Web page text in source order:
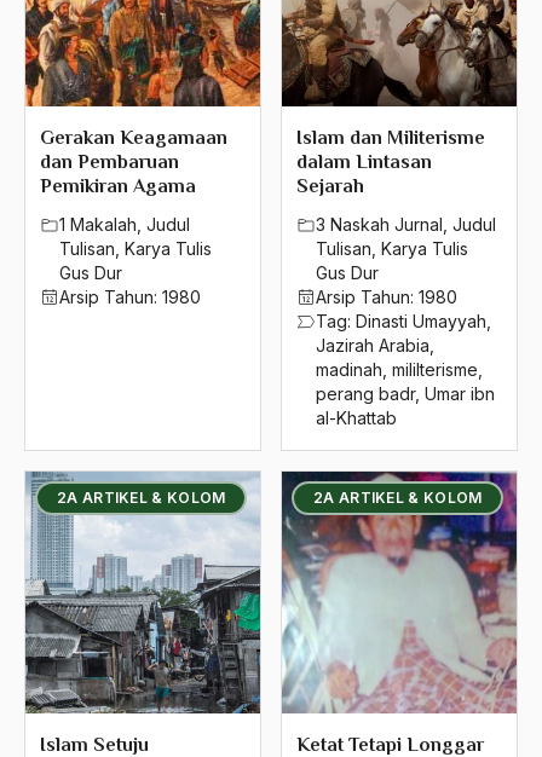
Gerakan Keagamaan
dan Pembaruan
Pemikiran Agama
1 Makalah Judul
Tulisan Karya Tulis
Gus Dur
Arsip Tahun: 1980
Islam dan Militerisme
dalam Lintasan
Sejarah
3 Naskah Jurnal Judul
Tulisan Karya Tulis
Gus Dur
Arsip Tahun: 1980
Tag: Dinasti Umayyah
Jazirah Arabia
madinah mililterisme
perang badr, Umar ibn
al-Khattab
2A ARTIKEL & KOLOM
Islam Setuju
2A ARTIKEL & KOLOM
Ketat Tetapi Longgar